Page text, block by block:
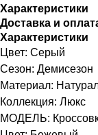
Характеристики
Доставка и
Характеристики
Цвет: Серый
Сезон: Демисезон
Материал:
Коллекция: Люкс
МОДЕЛЬ: